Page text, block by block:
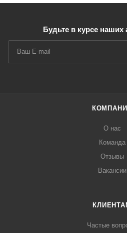
Будьте в курсе наших
О нас
Команда
Отзывы
Вакансии
Частые